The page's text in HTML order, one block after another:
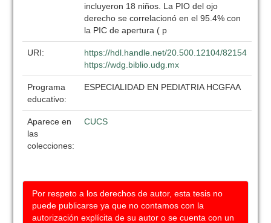
incluyeron 18 niños. La PIO del ojo
derecho se correlacionó en el 95.4% con
la PIC de apertura ( p
URI:
https://hdl.handle.net/20.500.12104/82154
https://wdg.biblio.udg.mx
Programa
educativo:
ESPECIALIDAD EN PEDIATRIA HCGFAA
Aparece en
las
colecciones:
CUCS
Por respeto a los derechos de autor, esta tesis no
puede publicarse ya que no contamos con la
autorización explícita de su autor o se cuenta con un